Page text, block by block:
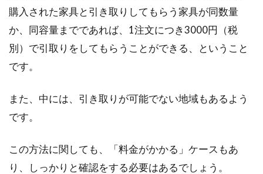
購入された家具と引き取りしてもらう家具が同数量
か、同容量までであれば、1注文につき3000円（税
別）で引取りをしてもらうことができる、ということ
です。
また、中には、引き取りが可能でない地域もあるよう
です。
この方法に関しても、「料金がかかる」ケースもあ
り、しっかりと確認をする必要はあるでしょう。